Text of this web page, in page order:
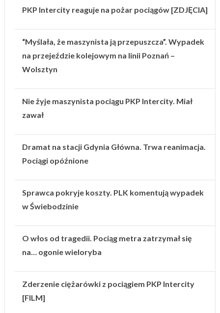
PKP Intercity reaguje na pożar pociągów [ZDJĘCIA]
“Myślała, że maszynista ją przepuszcza”. Wypadek
na przejeździe kolejowym na linii Poznań –
Wolsztyn
Nie żyje maszynista pociągu PKP Intercity. Miał
zawał
Dramat na stacji Gdynia Główna. Trwa reanimacja.
Pociągi opóźnione
Sprawca pokryje koszty. PLK komentują wypadek
w Świebodzinie
O włos od tragedii. Pociąg metra zatrzymał się
na… ogonie wieloryba
Zderzenie ciężarówki z pociągiem PKP Intercity
[FILM]